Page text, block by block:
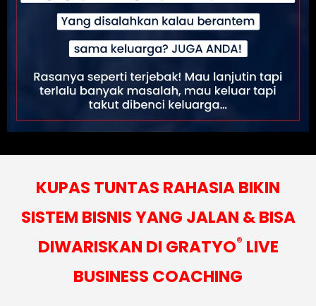
KUPAS TUNTAS RAHASIA BIKIN
SISTEM BISNIS YANG JALAN & BISA
DIWARISKAN DI GRATYO® LIVE
BUSINESS COACHING